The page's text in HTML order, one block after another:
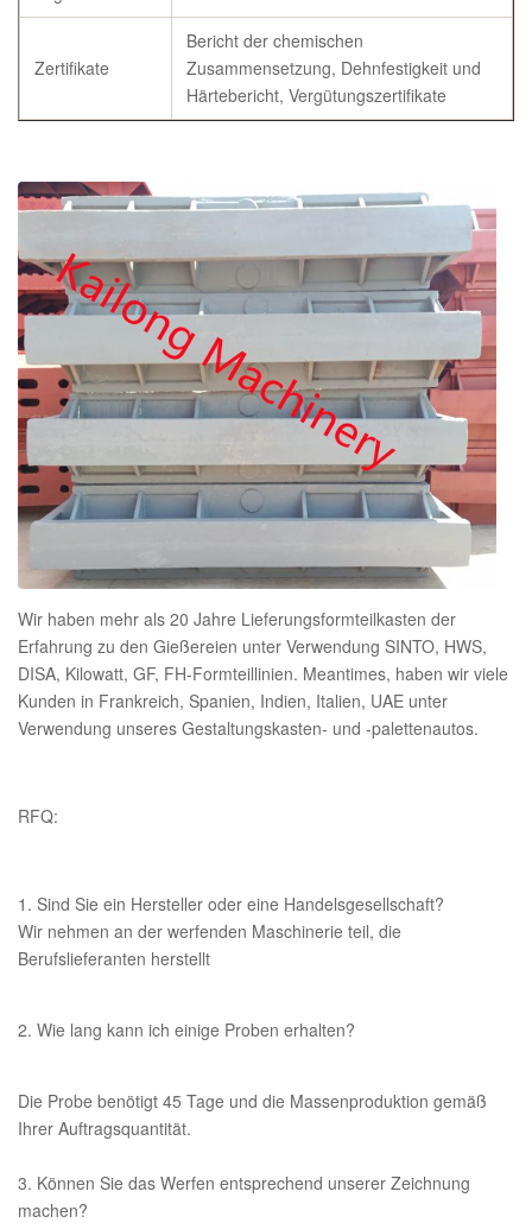
Zertifikate
Bericht der chemischen
Zusammensetzung, Dehnfestigkeit und
Härtebericht, Vergütungszertifikate
Wir haben mehr als 20 Jahre Lieferungsformteilkasten der
Erfahrung zu den Gießereien unter Verwendung SINTO, HWS,
DISA, Kilowatt, GF, FH-Formteillinien. Meantimes, haben wir viele
Kunden in Frankreich, Spanien, Indien, Italien, UAE unter
Verwendung unseres Gestaltungskasten- und -palettenautos.
RFQ:
1. Sind Sie ein Hersteller oder eine Handelsgesellschaft?
Wir nehmen an der werfenden Maschinerie teil, die
Berufslieferanten herstellt
2. Wie lang kann ich einige Proben erhalten?
Die Probe benötigt 45 Tage und die Massenproduktion gemäß
Ihrer Auftragsquantität.
3. Können Sie das Werfen entsprechend unserer Zeichnung
machen?